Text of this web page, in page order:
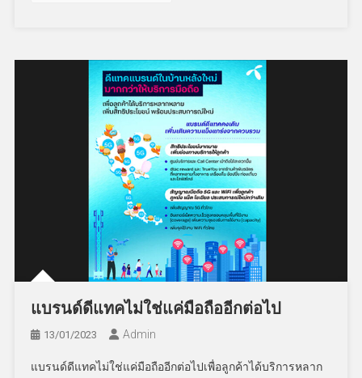
แบรนด์ดีแทคไม่ใช่แค่มือถืออีกต่อไป
13/01/2023 Admin
แบรนด์ดีแทคไม่ใช่แค่มือถืออีกต่อไปเพื่อลูกค้าได้บริการหลาก